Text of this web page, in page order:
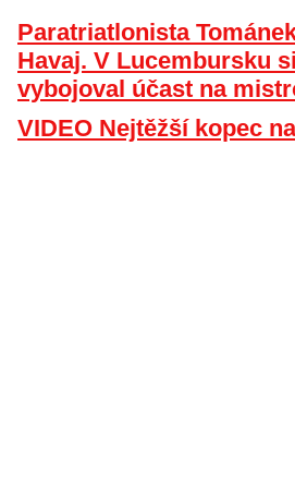
Paratriatlonista
Havaj. V Lucembursku
vybojoval účast na
VIDEO Nejtěžší kopec